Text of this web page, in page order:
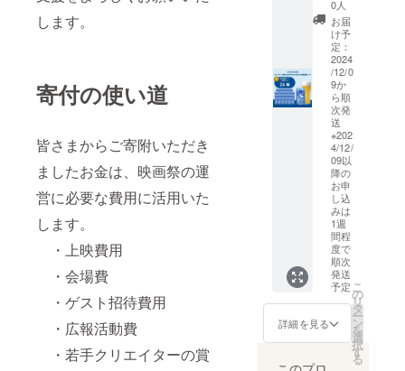
します。
寄付の使い道
皆さまからご寄附いただき
ましたお金は、映画祭の運
営に必要な費用に活用いた
します。
・上映費用
・会場費
・ゲスト招待費用
・広報活動費
・若手クリエイターの賞
けて
25℃以
下で保
存して
下さ
い。 ※
画像は
イメー
ジで
す。
ん白加
水分解
物、玉
ねぎ、
かつお
節エキ
ス、香
辛料/増
粘剤(加
工でん
粉)、調
味料(ア
ミノ酸
等)、着
色料(カ
ラメ
ル)、甘
味料(甘
草)、(一
部に小
んごを
含む) ■
×24本
入)]
製
造地:滋
賀県
賞
味期限:
製造日
から9か
材料・
成分 麦
芽(外国
製造又
は国内
製造
(5%未
満))、
ホップ
■注意事
項/その
他 ※画
像はイ
メージ
です。
ふっく
らに焼
き上げ
ていま
す。 タ
ンパク
質が豊
富で、
電子レ
ンジで
チンす
るだけ
で、お
家で簡
単に美
味しく
お召し
上がり
いただ
けま
す。 便
利な個
包装
パッ
ケージ
いして
おりま
すため
部位指
定はで
きませ
んが焼
肉に適
した部
位を食
べてい
ただき
やすく
カット
して送
ります
【生産
者の
声】 霜
降りと
赤身の
おいし
さと香
ます 美
が織り
なす自
然なま
ろやか
さが特
徴。 白
濁した
小麦色
の無ろ
過ビー
ルで
す。 や
さしい
口当た
りと甘
い香り
が心を
満たし
ます。
まろや
かでや
さしい
口当た
麦芽を
0人
お届
け予
定：
2024
/12/0
9か
ら順
次発
送
※202
4/12/
09以
降の
お申
し込
みは
1週
間程
度で
順次
発送
予定
詳細を見る
こ
の
リ
タ
ー
ン
を
選
択
す
る